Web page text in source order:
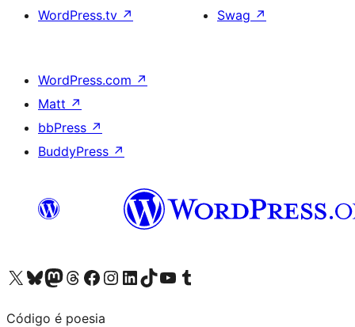
WordPress.tv ↗
Swag ↗
WordPress.com ↗
Matt ↗
bbPress ↗
BuddyPress ↗
Visit our X (formerly Twitter) account
Visit our Bluesky account
Visit our Mastodon account
Visit our Threads account
Visit our Facebook page
Visit our Instagram account
Visit our LinkedIn account
Visit our TikTok account
Visit our YouTube channel
Visit our Tumblr account
Código é poesia